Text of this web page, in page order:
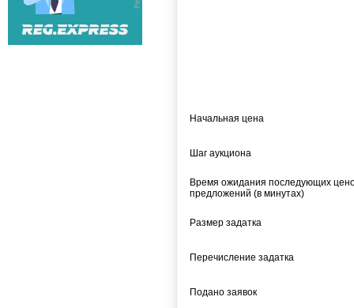
Начальная цена
Шаг аукциона
Время ожидания последующих
предложений (в минутах)
Размер задатка
Перечисление задатка
Подано заявок